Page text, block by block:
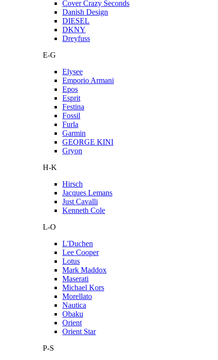
Cover Crazy Seconds
Danish Design
DIESEL
DKNY
Dreyfuss
E-G
Elysee
Emporio Armani
Epos
Esprit
Festina
Fossil
Furla
Garmin
GEORGE KINI
Gryon
H-K
Hirsch
Jacques Lemans
Just Cavalli
Kenneth Cole
L-O
L'Duchen
Lee Cooper
Lotus
Mark Maddox
Maserati
Michael Kors
Morellato
Nautica
Obaku
Orient
Orient Star
P-S